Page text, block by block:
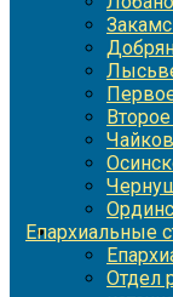
Епархиальные
Отдел